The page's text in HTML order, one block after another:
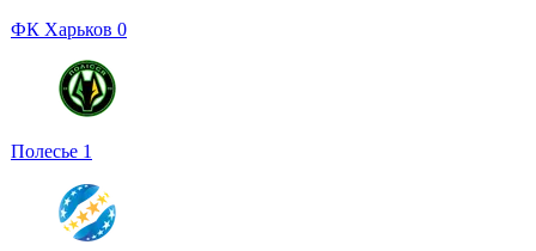
ФК Харьков 0
Полесье 1